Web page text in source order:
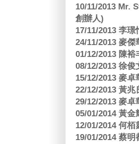
10/11/2013 Mr.
創辦人)
17/11/2013 李
24/11/2013 麥
01/12/2013 陳
08/12/2013 徐
15/12/2013 麥
22/12/2013 黃
29/12/2013 麥
05/01/2014 黃
12/01/2014 何
19/01/2014 蔡